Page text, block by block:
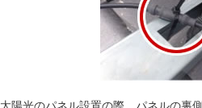
太陽光のパネル設置の際、パネルの裏